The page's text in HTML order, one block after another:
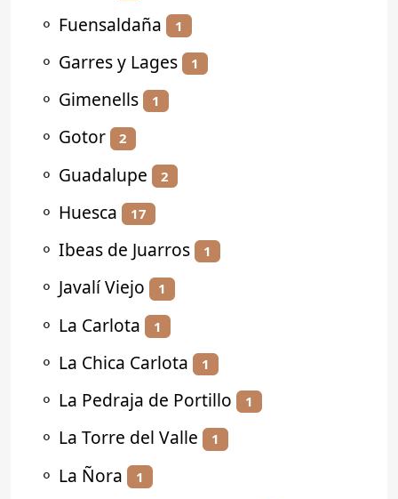
⚬ Fuensaldaña 1
⚬ Garres y Lages 1
⚬ Gimenells 1
⚬ Gotor 2
⚬ Guadalupe 2
⚬ Huesca 17
⚬ Ibeas de Juarros 1
⚬ Javalí Viejo 1
⚬ La Carlota 1
⚬ La Chica Carlota 1
⚬ La Pedraja de Portillo 1
⚬ La Torre del Valle 1
⚬ La Ñora 1